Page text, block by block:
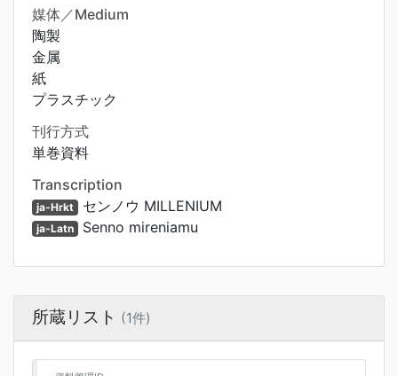
媒体／Medium
陶製
金属
紙
プラスチック
刊行方式
単巻資料
Transcription
ja-Hrkt センノウ MILLENIUM
ja-Latn Senno mireniamu
所蔵リスト (1件)